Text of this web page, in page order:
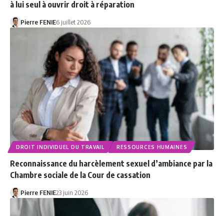
à lui seul à ouvrir droit à réparation
Pierre FENIE6 juillet 2026
DROIT INDIVIDUEL DU TRAVAIL RESSOURCES HUMAINES
Reconnaissance du harcèlement sexuel d’ambiance par la
Chambre sociale de la Cour de cassation
Pierre FENIE23 juin 2026